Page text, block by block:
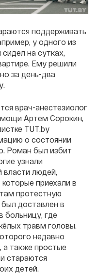
поддерживать
у одного из
на сутках,
Ему решили
за день-два
врач-анестезиолог
Артем Сорокин,
TUT.by
о состоянии
Роман был избит
узнали
власти людей,
приехали в
протестную
доставлен в
больницу, где
травм головы.
недавно
, а также простые
стараются
детей.